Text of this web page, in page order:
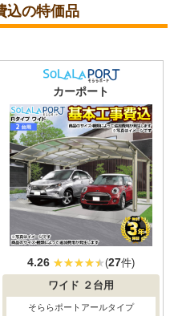
込の特価品
カーポート
4.26 (27件)
ワイド ２台用
そららポートアールタイプ